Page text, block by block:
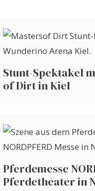
Stunt-Spektakel
of Dirt in Kiel
Pferdemesse
Pferdetheater in